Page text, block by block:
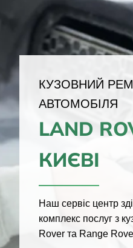
КУЗОВНИЙ
АВТОМОБІЛЯ
LAND
КИЄВІ
Наш сервіс центр
комплекс послуг з
Rover та Range